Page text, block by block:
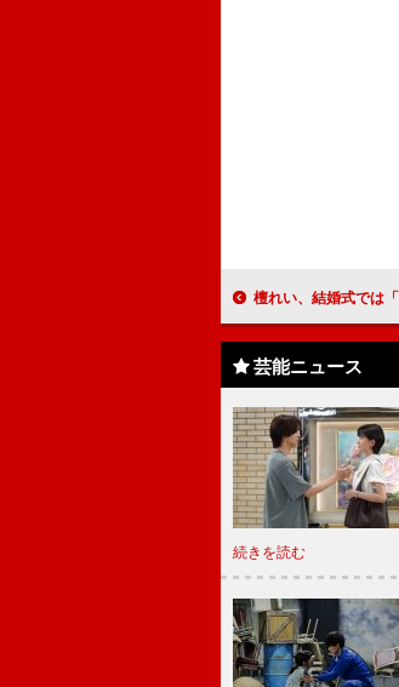
檀れい、結婚式では「和装も洋
芸能ニュース
続きを読む